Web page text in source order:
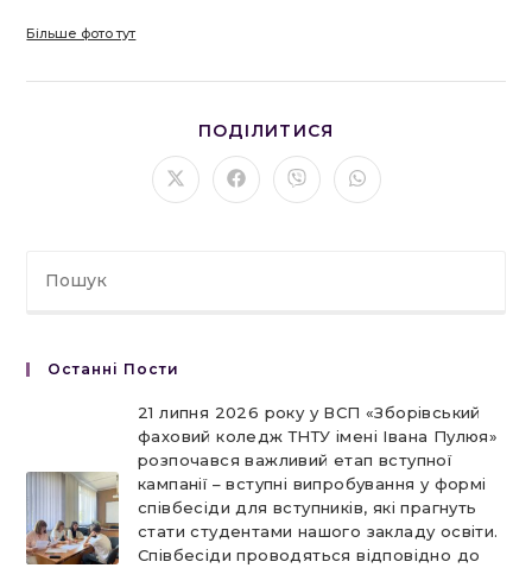
Більше фото тут
ПОДІЛИТИСЯ
ЦИМ
ВМІСТОМ
Відкрити
в
Відкрити
в
Відкрити
в
Відкрити
в
Останні Пости
21 липня 2026 року у ВСП «Зборівський
фаховий коледж ТНТУ імені Івана Пулюя»
розпочався важливий етап вступної
кампанії – вступні випробування у формі
співбесіди для вступників, які прагнуть
стати студентами нашого закладу освіти.
Співбесіди проводяться відповідно до